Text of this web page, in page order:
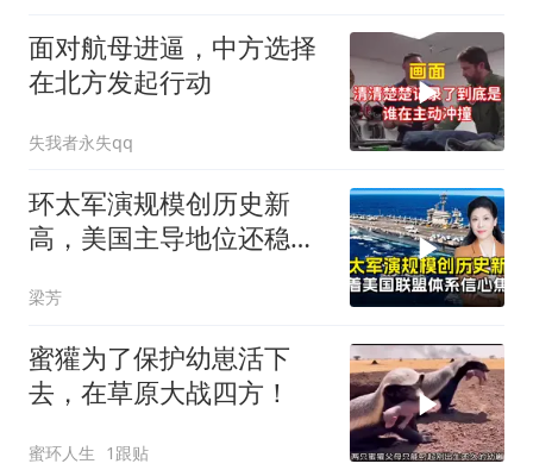
面对航母进逼，中方选择
在北方发起行动
失我者永失qq
环太军演规模创历史新
高，美国主导地位还稳得
梁芳
蜜獾为了保护幼崽活下
去，在草原大战四方！
蜜环人生 1跟贴